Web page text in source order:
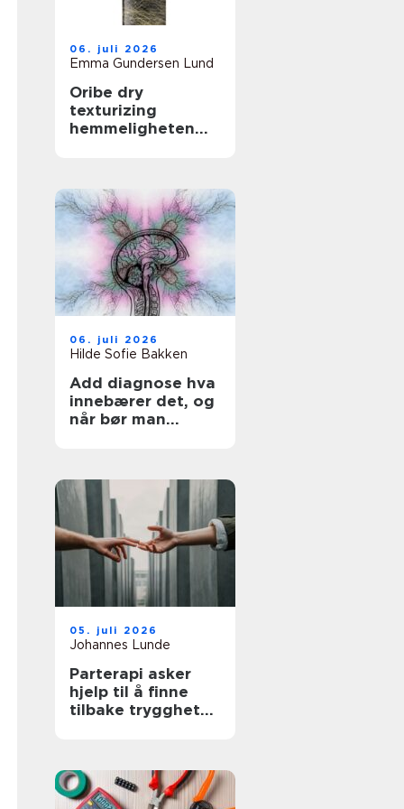
06. juli 2026
Emma Gundersen Lund
Oribe dry
texturizing
hemmeligheten
06. juli 2026
Hilde Sofie Bakken
Add diagnose hva
innebærer det, og
når bør man
05. juli 2026
Johannes Lunde
Parterapi asker
hjelp til å finne
tilbake trygghet